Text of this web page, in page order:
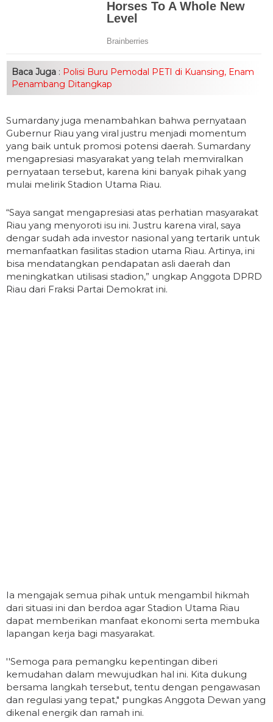
Baca Juga : Polisi Buru Pemodal PETI di Kuansing, Enam
Penambang Ditangkap
Sumardany juga menambahkan bahwa pernyataan
Gubernur Riau yang viral justru menjadi momentum
yang baik untuk promosi potensi daerah. Sumardany
mengapresiasi masyarakat yang telah memviralkan
pernyataan tersebut, karena kini banyak pihak yang
mulai melirik Stadion Utama Riau.
“Saya sangat mengapresiasi atas perhatian masyarakat
Riau yang menyoroti isu ini. Justru karena viral, saya
dengar sudah ada investor nasional yang tertarik untuk
memanfaatkan fasilitas stadion utama Riau. Artinya, ini
bisa mendatangkan pendapatan asli daerah dan
meningkatkan utilisasi stadion,” ungkap Anggota DPRD
Riau dari Fraksi Partai Demokrat ini.
Ia mengajak semua pihak untuk mengambil hikmah
dari situasi ini dan berdoa agar Stadion Utama Riau
dapat memberikan manfaat ekonomi serta membuka
lapangan kerja bagi masyarakat.
''Semoga para pemangku kepentingan diberi
kemudahan dalam mewujudkan hal ini. Kita dukung
bersama langkah tersebut, tentu dengan pengawasan
dan regulasi yang tepat," pungkas Anggota Dewan yang
dikenal energik dan ramah ini.